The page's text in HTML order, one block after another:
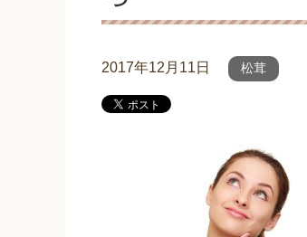
2017年12月11日 松茸